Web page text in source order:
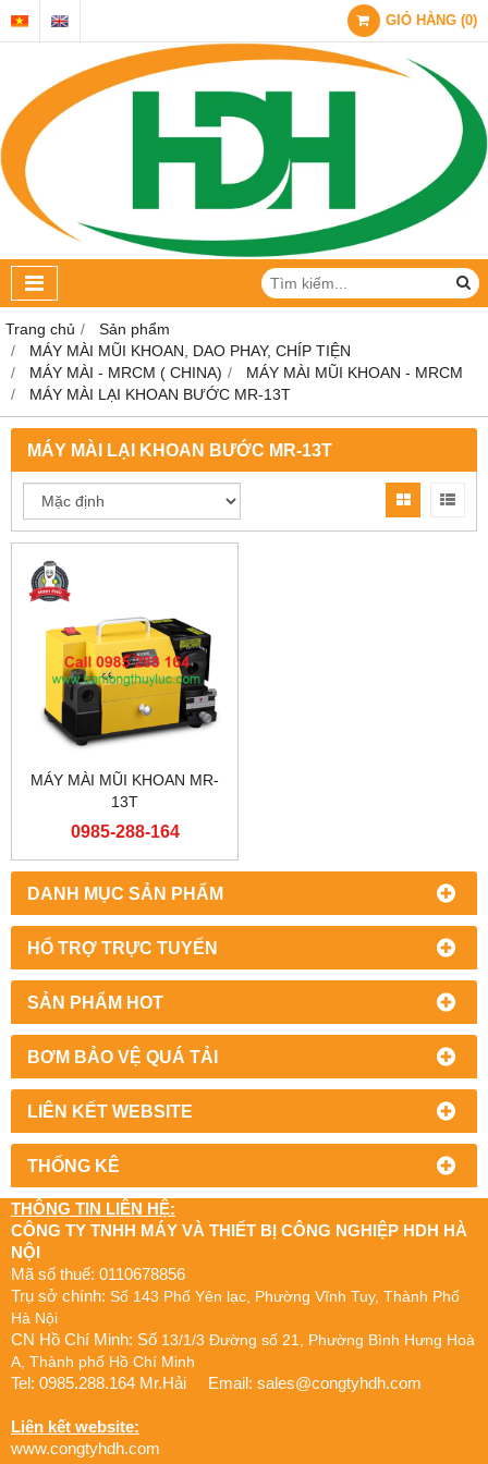
GIỎ HÀNG (0)
Trang chủ
Sản phẩm
MÁY MÀI MŨI KHOAN, DAO PHAY, CHÍP TIỆN
MÁY MÀI - MRCM ( CHINA)
MÁY MÀI MŨI KHOAN - MRCM
MÁY MÀI LẠI KHOAN BƯỚC MR-13T
DANH MỤC SẢN PHẨM
HỔ TRỢ TRỰC TUYẾN
SẢN PHẨM HOT
BƠM BẢO VỆ QUÁ TẢI
LIÊN KẾT WEBSITE
THỐNG KÊ
MÁY MÀI LẠI KHOAN BƯỚC MR-13T
MÁY MÀI MŨI KHOAN MR-
13T
0985-288-164
THÔNG TIN LIÊN HỆ:
CÔNG TY TNHH MÁY VÀ THIẾT BỊ CÔNG NGHIỆP HDH HÀ
NỘI
Mã số thuế: 0110678856
Trụ sở chính: Số 143 Phố Yên lạc, Phường Vĩnh Tuy, Thành Phố
Hà Nội
CN Hồ Chí Minh: Số 13/1/3 Đường số 21, Phường Bình Hưng Hoà
A, Thành phố Hồ Chí Minh
Tel: 0985.288.164 Mr.Hải Email: sales@congtyhdh.com
Liên kết website:
www.congtyhdh.com